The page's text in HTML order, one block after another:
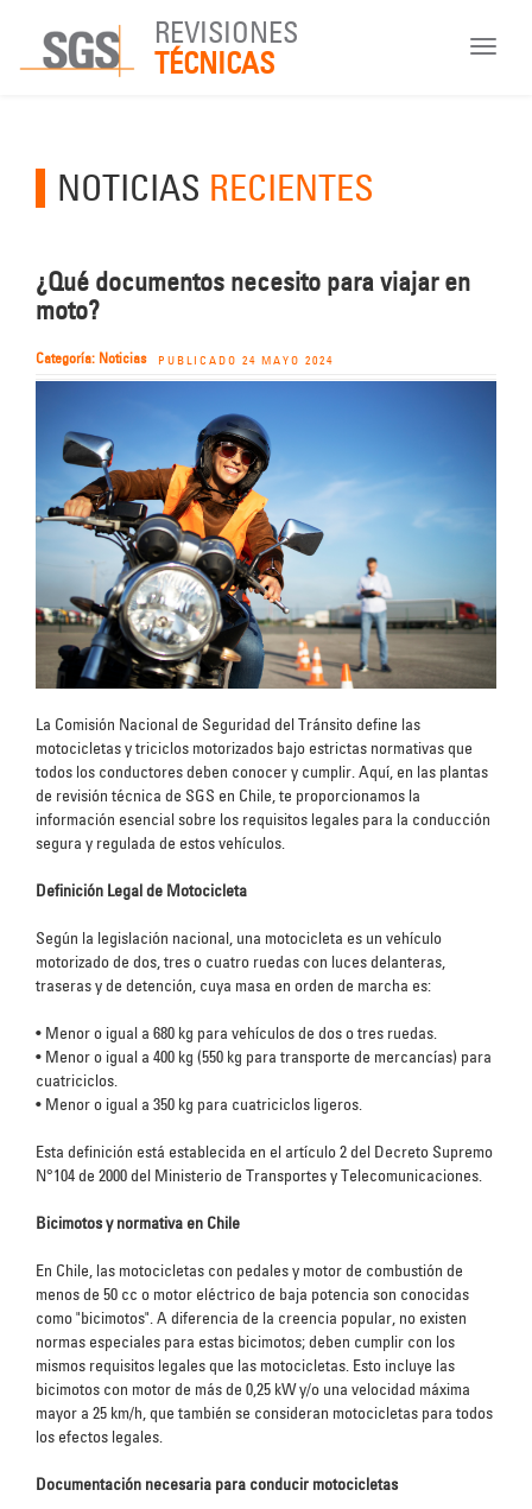
Toggle
REVISIONES
TÉCNICAS
NOTICIAS RECIENTES
¿Qué documentos necesito para viajar en
moto?
Categoría: Noticias PUBLICADO 24 MAYO 2024
La Comisión Nacional de Seguridad del Tránsito define las
motocicletas y triciclos motorizados bajo estrictas normativas que
todos los conductores deben conocer y cumplir. Aquí, en las plantas
de revisión técnica de SGS en Chile, te proporcionamos la
información esencial sobre los requisitos legales para la conducción
segura y regulada de estos vehículos.
Definición Legal de Motocicleta
Según la legislación nacional, una motocicleta es un vehículo
motorizado de dos, tres o cuatro ruedas con luces delanteras,
traseras y de detención, cuya masa en orden de marcha es:
• Menor o igual a 680 kg para vehículos de dos o tres ruedas.
• Menor o igual a 400 kg (550 kg para transporte de mercancías) para
cuatriciclos.
• Menor o igual a 350 kg para cuatriciclos ligeros.
Esta definición está establecida en el artículo 2 del Decreto Supremo
N°104 de 2000 del Ministerio de Transportes y Telecomunicaciones.
Bicimotos y normativa en Chile
En Chile, las motocicletas con pedales y motor de combustión de
menos de 50 cc o motor eléctrico de baja potencia son conocidas
como "bicimotos". A diferencia de la creencia popular, no existen
normas especiales para estas bicimotos; deben cumplir con los
mismos requisitos legales que las motocicletas. Esto incluye las
bicimotos con motor de más de 0,25 kW y/o una velocidad máxima
mayor a 25 km/h, que también se consideran motocicletas para todos
los efectos legales.
Documentación necesaria para conducir motocicletas